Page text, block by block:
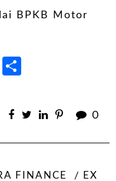
BPKB Motor
WhatsApp
0
FINANCE
EX